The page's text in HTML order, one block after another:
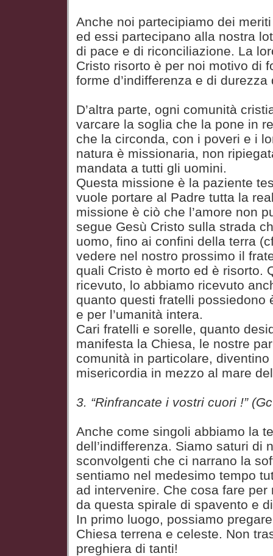
Anche noi partecipiamo dei
ed essi partecipano alla nostra
di pace e di riconciliazione. La
Cristo risorto è per noi motivo di
forme d’indifferenza e di durezza
D’altra parte, ogni comunità
varcare la soglia che la pone in
che la circonda, con i poveri e i
natura è missionaria, non
mandata a tutti gli uomini.
Questa missione è la paziente
vuole portare al Padre tutta la
missione è ciò che l’amore non
segue Gesù Cristo sulla strada
uomo, fino ai confini della terra
vedere nel nostro prossimo il
quali Cristo è morto ed è risorto.
ricevuto, lo abbiamo ricevuto
quanto questi fratelli possiedono
e per l’umanità intera.
Cari fratelli e sorelle, quanto
manifesta la Chiesa, le nostre
comunità in particolare,
misericordia in mezzo al mare
3. “Rinfrancate i vostri cuori !”
Anche come singoli abbiamo la
dell’indifferenza. Siamo saturi di
sconvolgenti che ci narrano la
sentiamo nel medesimo tempo
ad intervenire. Che cosa fare
da questa spirale di spavento e
In primo luogo, possiamo
Chiesa terrena e celeste. Non
preghiera di tanti!